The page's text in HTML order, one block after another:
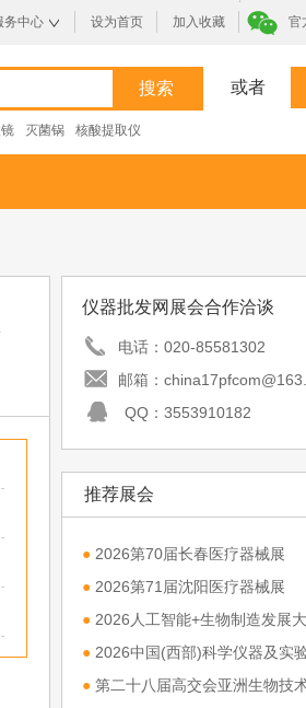
务中心 设为首页 加入收藏 官
灭菌锅 核酸提取仪
或者
仪器批发网展会合作洽谈
电话： 020-85581302
邮箱：
QQ： 3553910182
推荐展会
● 2026第70届长春医疗器械展
● 2026第71届沈阳医疗器械展
● 2026人工智能+生物制造发展
造与高端装备产业链博览会
● 2026中国(西部)科学仪器及实
会
● 第二十八届高交会亚洲生物技